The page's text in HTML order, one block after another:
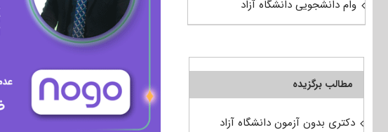
وام دانشجویی دانشگاه آزاد
مطالب برگزیده
دکتری بدون آزمون دانشگاه آزاد